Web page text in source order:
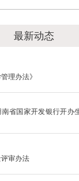
最新动态
理办法》
南省国家开发银行开办
审办法